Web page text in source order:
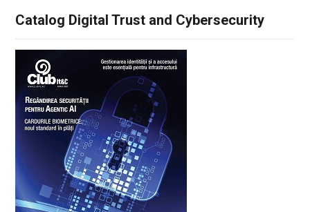
Catalog Digital Trust and Cybersecurity